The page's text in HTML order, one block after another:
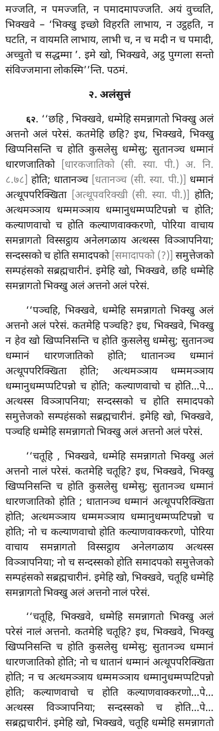
मज्जति, न पमज्जति, न पमादमापज्जति. अयं वुच्चति,
भिक्खवे – ‘भिक्खु इच्छो विहरति लाभाय, न उट्ठहति, न
घटति, न वायमति लाभाय, लाभी च, न च मदी न च पमादी,
अच्चुतो च सद्धम्मा ’. इमे खो, भिक्खवे, अट्ठ पुग्गला सन्तो
संविज्जमाना लोकस्मि’’न्ति. पठमं.
२. अलंसुत्तं
६२. ‘‘छहि, भिक्खवे, धम्मेहि समन्नागतो भिक्खु अलं
अत्तनो अलं परेसं. कतमेहि छहि? इध, भिक्खवे, भिक्खु
खिप्पनिसन्ति च होति कुसलेसु धम्मेसु; सुतानञ्च धम्मानं
धारणजातिको [धारकजातिको (सी. स्या. पी.) अ. नि.
८.७८] होति; धातानञ्च [धतानञ्च (सी. स्या. पी.)] धम्मानं
अत्थूपपरिक्खिता [अत्थूपवरिक्खी (सी. स्या. पी.)] होति;
अत्थमञ्ञाय धम्ममञ्ञाय धम्मानुधम्मप्पटिपन्नो च होति;
कल्याणवाचो च होति कल्याणवाक्करणो, पोरिया वाचाय
समन्नागतो विस्सट्ठाय अनेलगळाय अत्थस्स विञ्ञापनिया;
सन्दस्सको च होति समादपको [समादापको (?)] समुत्तेजको
सम्पहंसको सब्रह्मचारीनं. इमेहि खो, भिक्खवे, छहि धम्मेहि
समन्नागतो भिक्खु अलं अत्तनो अलं परेसं.
‘‘पञ्चहि, भिक्खवे, धम्मेहि समन्नागतो भिक्खु अलं
अत्तनो अलं परेसं. कतमेहि पञ्चहि? इध, भिक्खवे, भिक्खु
न हेव खो खिप्पनिसन्ति च होति कुसलेसु धम्मेसु; सुतानञ्च
धम्मानं धारणजातिको होति; धातानञ्च धम्मानं
अत्थूपपरिक्खिता होति; अत्थमञ्ञाय धम्ममञ्ञाय
धम्मानुधम्मप्पटिपन्नो च होति; कल्याणवाचो च होति…पे…
अत्थस्स विञ्ञापनिया; सन्दस्सको च होति समादपको
समुत्तेजको सम्पहंसको सब्रह्मचारीनं. इमेहि खो, भिक्खवे,
पञ्चहि धम्मेहि समन्नागतो भिक्खु अलं अत्तनो अलं परेसं.
‘‘चतूहि , भिक्खवे, धम्मेहि समन्नागतो भिक्खु अलं
अत्तनो नालं परेसं. कतमेहि चतूहि? इध, भिक्खवे, भिक्खु
खिप्पनिसन्ति च होति कुसलेसु धम्मेसु; सुतानञ्च धम्मानं
धारणजातिको होति ; धातानञ्च धम्मानं अत्थूपपरिक्खिता
होति; अत्थमञ्ञाय धम्ममञ्ञाय धम्मानुधम्मप्पटिपन्नो च
होति; नो च कल्याणवाचो होति कल्याणवाक्करणो, पोरिया
वाचाय समन्नागतो विस्सट्ठाय अनेलगळाय अत्थस्स
विञ्ञापनिया; नो च सन्दस्सको होति समादपकोसमुत्तेजको
सम्पहंसको सब्रह्मचारीनं. इमेहि खो, भिक्खवे, चतूहि धम्मेहि
समन्नागतो भिक्खु अलं अत्तनो नालं परेसं.
‘‘चतूहि, भिक्खवे, धम्मेहि समन्नागतो भिक्खु अलं
परेसं नालं अत्तनो. कतमेहि चतूहि? इध, भिक्खवे, भिक्खु
खिप्पनिसन्ति च होति कुसलेसु धम्मेसु; सुतानञ्च धम्मानं
धारणजातिको होति; नो च धातानं धम्मानं अत्थूपपरिक्खिता
होति; न च अत्थमञ्ञाय धम्ममञ्ञाय धम्मानुधम्मप्पटिपन्नो
होति; कल्याणवाचो च होति कल्याणवाक्करणो…पे…
अत्थस्स विञ्ञापनिया; सन्दस्सको च होति…पे…
सब्रह्मचारीनं. इमेहि खो, भिक्खवे, चतूहि धम्मेहि समन्नागतो